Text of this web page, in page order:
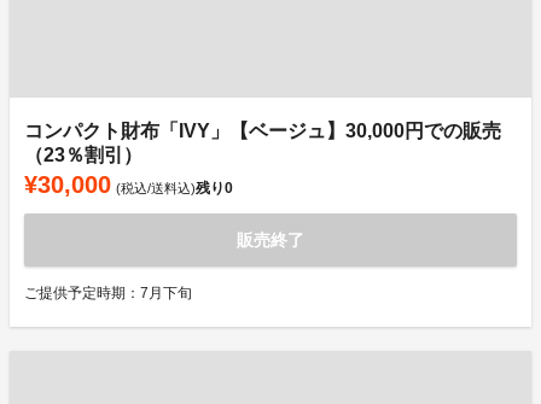
コンパクト財布「IVY」【ベージュ】30,000円での販売
（23％割引）
¥30,000 (税込/送料込)残り0
販売終了
ご提供予定時期：7月下旬